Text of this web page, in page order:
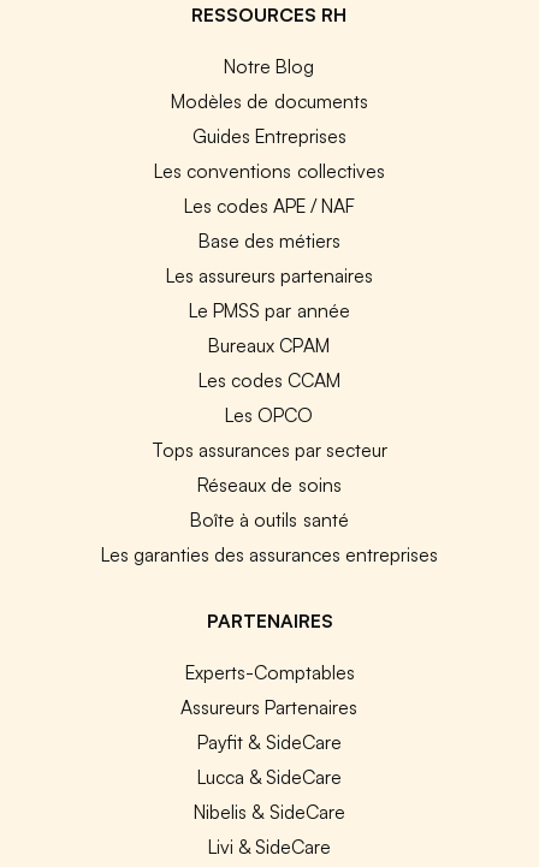
RESSOURCES RH
Notre Blog
Modèles de documents
Guides Entreprises
Les conventions collectives
Les codes APE / NAF
Base des métiers
Les assureurs partenaires
Le PMSS par année
Bureaux CPAM
Les codes CCAM
Les OPCO
Tops assurances par secteur
Réseaux de soins
Boîte à outils santé
Les garanties des assurances entreprises
PARTENAIRES
Experts-Comptables
Assureurs Partenaires
Payfit & SideCare
Lucca & SideCare
Nibelis & SideCare
Livi & SideCare